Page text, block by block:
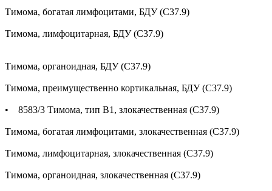
Тимома, богатая лимфоцитами, БДУ (С37.9)
Тимома, лимфоцитарная, БДУ (С37.9)
Тимома, органоидная, БДУ (С37.9)
Тимома, преимущественно кортикальная, БДУ (С37.9)
• 8583/3 Тимома, тип В1, злокачественная (С37.9)
Тимома, богатая лимфоцитами, злокачественная (С37.9)
Тимома, лимфоцитарная, злокачественная (С37.9)
Тимома, органоидная, злокачественная (С37.9)